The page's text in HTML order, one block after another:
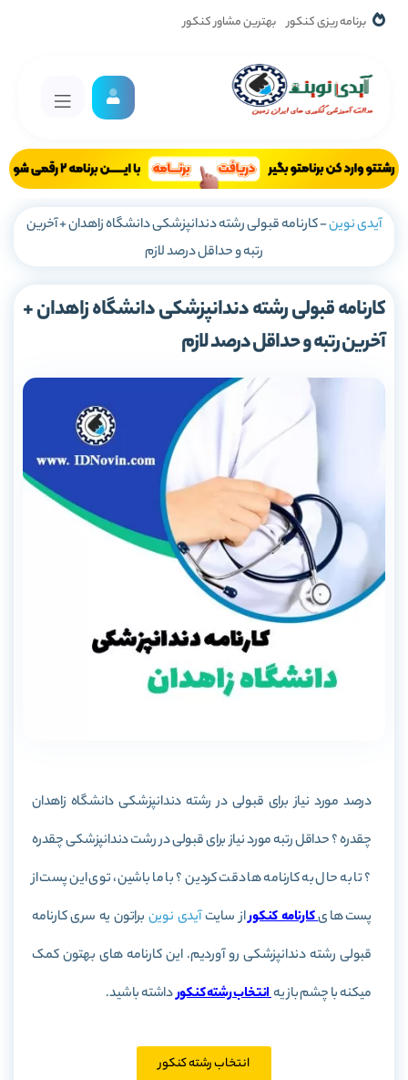
برنامه ریزی کنکور بهترین مشاور کنکور
آیدی نوین-کارنامه قبولی رشته دندانپزشکی دانشگاه زاهدان + آخرین
رتبه و حداقل درصد لازم
کارنامه قبولی رشته دندانپزشکی دانشگاه زاهدان +
آخرین رتبه و حداقل درصد لازم
درصد مورد نیاز برای قبولی در رشته دندانپزشکی دانشگاه زاهدان
چقدره ؟ حداقل رتبه مورد نیاز برای قبولی در رشت دندانپزشکی چقدره
؟ تا به حال به کارنامه ها دقت کردین ؟ با ما باشین، توی این پست از
پست هایکارنامه کنکوراز سایتآیدی نوین براتون یه سری کارنامه
قبولی رشته دندانپزشکی رو آوردیم. این کارنامه های بهتون کمک
میکنه با چشم باز یهانتخاب رشته کنکورداشته باشید.
انتخاب رشته کنکور